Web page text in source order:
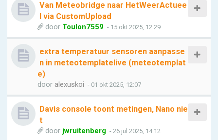
Van Meteobridge naar HetWeerActuee
l via CustomUpload
door Toulon7559 - 15 okt 2025, 12:29
extra temperatuur sensoren aanpasse
n in meteotemplatelive (meteotemplat
e)
door alexuskoi - 01 okt 2025, 12:07
Davis console toont metingen, Nano nie
t
door jwruitenberg - 26 jul 2025, 14:12